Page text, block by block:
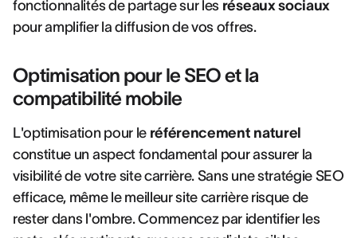
fonctionnalités de partage sur les réseaux sociaux
pour amplifier la diffusion de vos offres.
Optimisation pour le SEO et la
compatibilité mobile
L'optimisation pour le référencement naturel
constitue un aspect fondamental pour assurer la
visibilité de votre site carrière. Sans une stratégie SEO
efficace, même le meilleur site carrière risque de
rester dans l'ombre. Commencez par identifier les